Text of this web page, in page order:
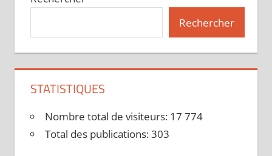
Rechercher
STATISTIQUES
Nombre total de visiteurs: 17 774
Total des publications:303